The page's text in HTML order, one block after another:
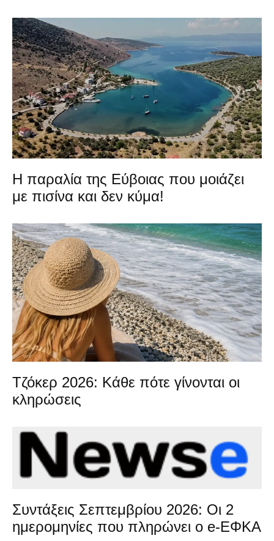
Η παραλία της Εύβοιας που μοιάζει
με πισίνα και δεν κύμα!
Τζόκερ 2026: Κάθε πότε γίνονται οι
κληρώσεις
Συντάξεις Σεπτεμβρίου 2026: Οι 2
ημερομηνίες που πληρώνει ο e-ΕΦΚΑ